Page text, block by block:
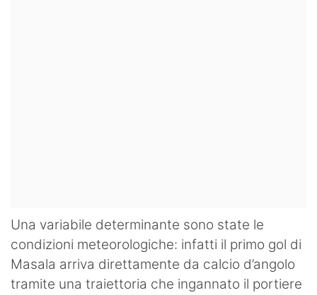
Una variabile determinante sono state le
condizioni meteorologiche: infatti il primo gol di
Masala arriva direttamente da calcio d’angolo
tramite una traiettoria che ingannato il portiere